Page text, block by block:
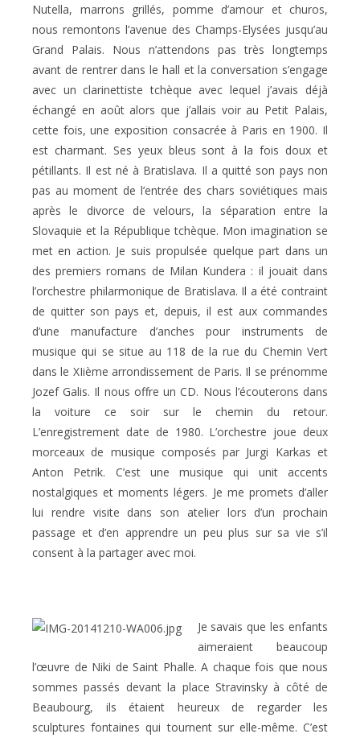
Nutella, marrons grillés, pomme d’amour et churos,
nous remontons l’avenue des Champs-Elysées jusqu’au
Grand Palais. Nous n’attendons pas très longtemps
avant de rentrer dans le hall et la conversation s’engage
avec un clarinettiste tchèque avec lequel j’avais déjà
échangé en août alors que j’allais voir au Petit Palais,
cette fois, une exposition consacrée à Paris en 1900. Il
est charmant. Ses yeux bleus sont à la fois doux et
pétillants. Il est né à Bratislava. Il a quitté son pays non
pas au moment de l’entrée des chars soviétiques mais
après le divorce de velours, la séparation entre la
Slovaquie et la République tchèque. Mon imagination se
met en action. Je suis propulsée quelque part dans un
des premiers romans de Milan Kundera : il jouait dans
l’orchestre philarmonique de Bratislava. Il a été contraint
de quitter son pays et, depuis, il est aux commandes
d’une manufacture d’anches pour instruments de
musique qui se situe au 118 de la rue du Chemin Vert
dans le XIième arrondissement de Paris. Il se prénomme
Jozef Galis. Il nous offre un CD. Nous l’écouterons dans
la voiture ce soir sur le chemin du retour.
L’enregistrement date de 1980. L’orchestre joue deux
morceaux de musique composés par Jurgi Karkas et
Anton Petrik. C’est une musique qui unit accents
nostalgiques et moments légers. Je me promets d’aller
lui rendre visite dans son atelier lors d’un prochain
passage et d’en apprendre un peu plus sur sa vie s’il
consent à la partager avec moi.
Je savais que les enfants
aimeraient beaucoup
l’œuvre de Niki de Saint Phalle. A chaque fois que nous
sommes passés devant la place Stravinsky à côté de
Beaubourg, ils étaient heureux de regarder les
sculptures fontaines qui tournent sur elle-même. C’est